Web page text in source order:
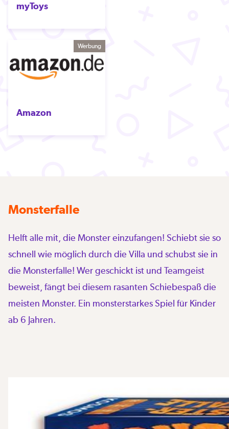
myToys
Werbung
Amazon
Monsterfalle
Helft alle mit, die Monster einzufangen! Schiebt sie so
schnell wie möglich durch die Villa und schubst sie in
die Monsterfalle! Wer geschickt ist und Teamgeist
beweist, fängt bei diesem rasanten Schiebespaß die
meisten Monster. Ein monsterstarkes Spiel für Kinder
ab 6 Jahren.